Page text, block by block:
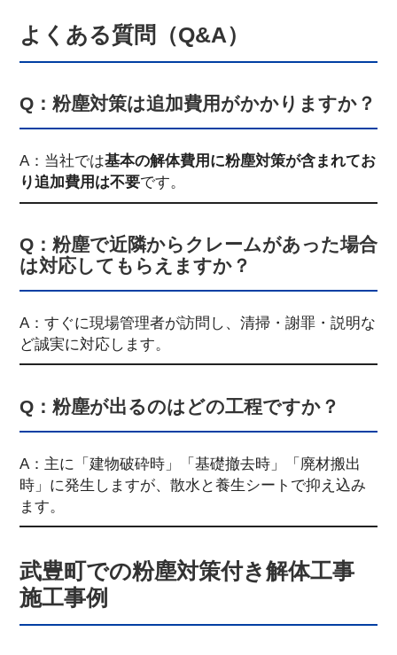
よくある質問（Q&A）
Q：粉塵対策は追加費用がかかりますか？
A：当社では基本の解体費用に粉塵対策が含まれてお
り追加費用は不要です。
Q：粉塵で近隣からクレームがあった場合
は対応してもらえますか？
A：すぐに現場管理者が訪問し、清掃・謝罪・説明な
ど誠実に対応します。
Q：粉塵が出るのはどの工程ですか？
A：主に「建物破砕時」「基礎撤去時」「廃材搬出
時」に発生しますが、散水と養生シートで抑え込み
ます。
武豊町での粉塵対策付き解体工事
施工事例